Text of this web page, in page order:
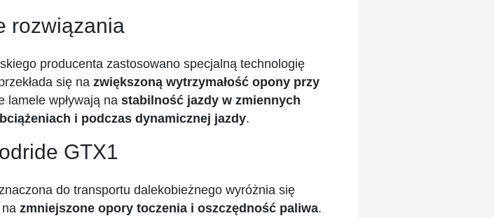
rozwiązania
producenta zastosowano specjalną technologię
się na zwiększoną wytrzymałość opony przy
lamele wpływają na stabilność jazdy w zmiennych
i podczas dynamicznej jazdy.
GTX1
do transportu dalekobieżnego wyróżnia się
zmniejszone opory toczenia i oszczędność paliwa.